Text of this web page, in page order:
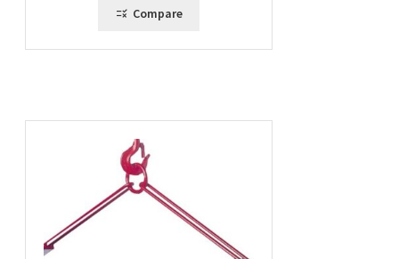
Compare